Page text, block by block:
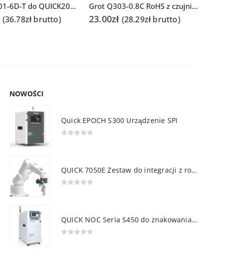
Grot Q501-6D-T do QUICK206D
(36.78złbrutto)
Grot Q303-0.8C RoHS z czujnikiem do Quick 202D
23.00zł (28.29złbrutto)
NOWOŚCI
Quick EPOCH S300 Urządzenie SPI
QUICK 7050E Zestaw do integracji z robotem
QUICK NOC Seria S450 do znakowania PCB